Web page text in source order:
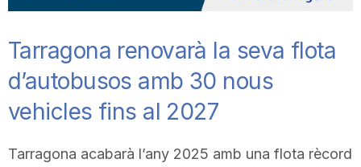
a
Tarragona renovarà la seva flota
d’autobusos amb 30 nous
vehicles fins al 2027
Tarragona acabarà l’any 2025 amb una flota rècord